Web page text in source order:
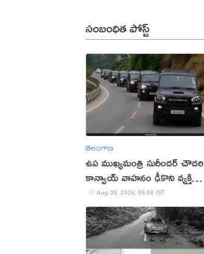
సంబంధిత పోస్ట్
తెలంగాణ
ఉప ముఖ్యమంత్రి సురీందర్ చౌదరి
కాన్వాయ్ వాహనం ఢీకొని వ్యక్తి
మృతి!
Aug 09, 2026, 05:08 IST